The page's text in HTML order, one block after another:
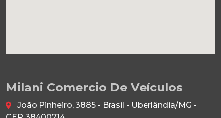
Milani Comercio De Veículos
João Pinheiro, 3885 - Brasil - Uberlândia/MG -